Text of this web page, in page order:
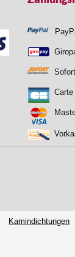
Kamindichtungen